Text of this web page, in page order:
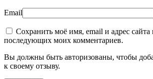
Email
Сохранить моё имя, email и адрес сайта
последующих моих комментариев.
Вы должны быть авторизованы, чтобы
к своему отзыву.